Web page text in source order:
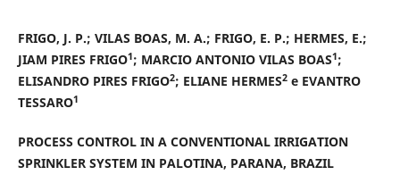
FRIGO, J. P.; VILAS BOAS, M. A.; FRIGO, E. P.; HERMES, E.;
JIAM PIRES FRIGO1; MARCIO ANTONIO VILAS BOAS1;
ELISANDRO PIRES FRIGO2; ELIANE HERMES2e EVANTRO
TESSARO1
PROCESS CONTROL IN A CONVENTIONAL IRRIGATION
SPRINKLER SYSTEM IN PALOTINA, PARANA, BRAZIL